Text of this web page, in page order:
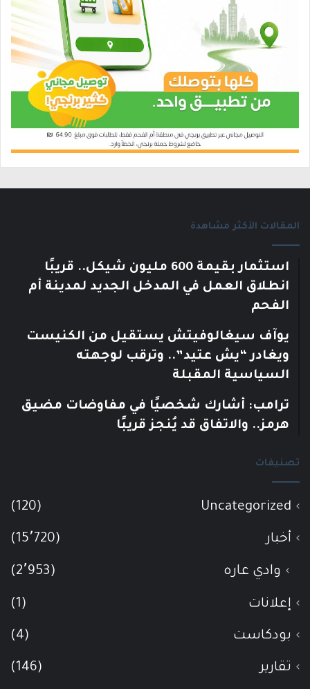
المقالات الأكثر مشاهدة
استثمار بقيمة 600 مليون شيكل.. قريبًا
انطلاق العمل في المدخل الجديد لمدينة أم
الفحم
يوآف سيغالوفيتش يستقيل من الكنيست
ويغادر “يش عتيد”.. وترقب لوجهته
السياسية المقبلة
ترامب: أشارك شخصيًا في مفاوضات مضيق
هرمز.. والاتفاق قد يُنجز قريبًا
تصنيفات
Uncategorized
(120)
أخبار (15٬720)
وادي عاره (2٬953)
إعلانات (1)
بودكاست (4)
تقارير (146)